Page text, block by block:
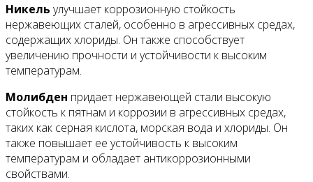
Никель улучшает коррозионную стойкость
нержавеющих сталей, особенно в агрессивных средах,
содержащих хлориды. Он также способствует
увеличению прочности и устойчивости к высоким
температурам.
Молибден придает нержавеющей стали высокую
стойкость к пятнам и коррозии в агрессивных средах,
таких как серная кислота, морская вода и хлориды. Он
также повышает ее устойчивость к высоким
температурам и обладает антикоррозионными
свойствами.